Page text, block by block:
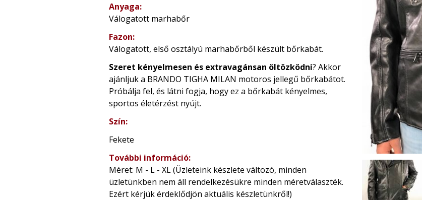
Anyaga:
Válogatott marhabőr
Fazon:
Válogatott, első osztályú marhabőrből készült bőrkabát.
Szeret kényelmesen és extravagánsan öltözködni? Akkor
ajánljuk a BRANDO TIGHA MILAN motoros jellegű bőrkabátot.
Próbálja fel, és látni fogja, hogy ez a bőrkabát kényelmes,
sportos életérzést nyújt.
Szín:
Fekete
További információ:
Méret: M - L - XL (Üzleteink készlete változó, minden
üzletünkben nem áll rendelkezésükre minden méretválaszték.
Ezért kérjük érdeklődjön aktuális készletünkről!)